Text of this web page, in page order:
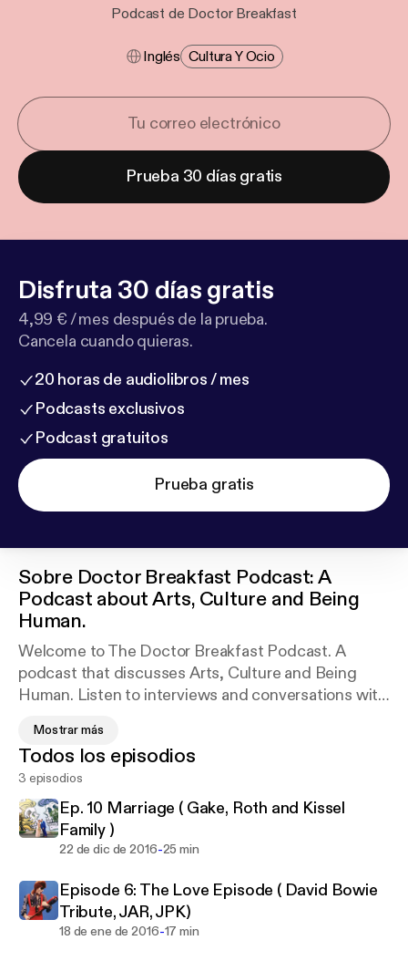
Podcast de Doctor Breakfast
Inglés Cultura Y Ocio
Prueba 30 días gratis
Disfruta 30 días gratis
4,99 € / mes después de la prueba.
Cancela cuando quieras.
20 horas de audiolibros / mes
Podcasts exclusivos
Podcast gratuitos
Prueba gratis
Sobre Doctor Breakfast Podcast: A
Podcast about Arts, Culture and Being
Human.
Welcome to The Doctor Breakfast Podcast. A
podcast that discusses Arts, Culture and Being
Human. Listen to interviews and conversations with
enjoy the journey.
#ArtistInterviews #Creators #HumansUnite #Arts
#Culture
Mostrar más
Todos los episodios
3 episodios
Ep. 10 Marriage ( Gake, Roth and Kissel
Family )
22 de dic de 2016-25 min
Episode 6: The Love Episode ( David Bowie
Tribute, JAR, JPK)
18 de ene de 2016-17 min